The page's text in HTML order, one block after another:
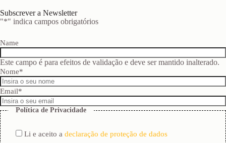
Subscrever a Newsletter
"*" indica campos obrigatórios
Name
Este campo é para efeitos de validação e deve ser mantido inalterado.
Nome*
Email*
Política de Privacidade
Li e aceito a declaração de proteção de dados